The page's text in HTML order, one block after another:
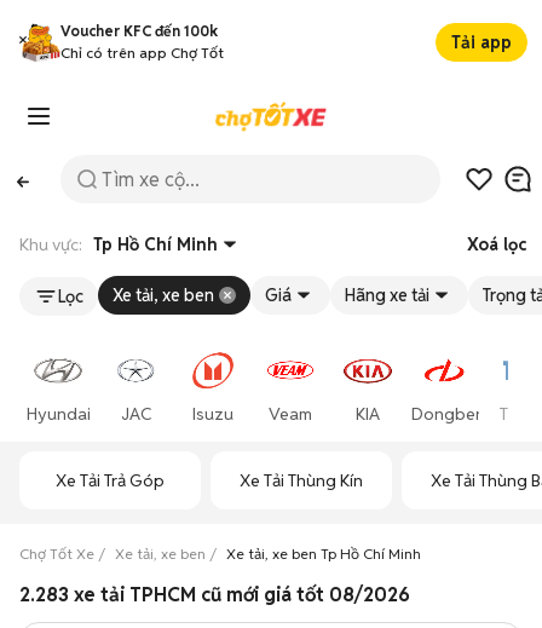
Voucher KFC đến 100k
Chỉ có trên app Chợ Tốt
Tải app
Khu vực: Tp Hồ Chí Minh Xoá lọc
Lọc Xe tải, xe ben Giá Hãng xe tải Trọng
Hyundai JAC Isuzu Veam KIA Dongben
Xe Tải Trả Góp Xe Tải Thùng Kín Xe Tải Thùng
Chợ Tốt Xe Xe tải, xe ben Xe tải, xe ben Tp Hồ Chí Minh
2.283 xe tải TPHCM cũ mới giá tốt 08/2026